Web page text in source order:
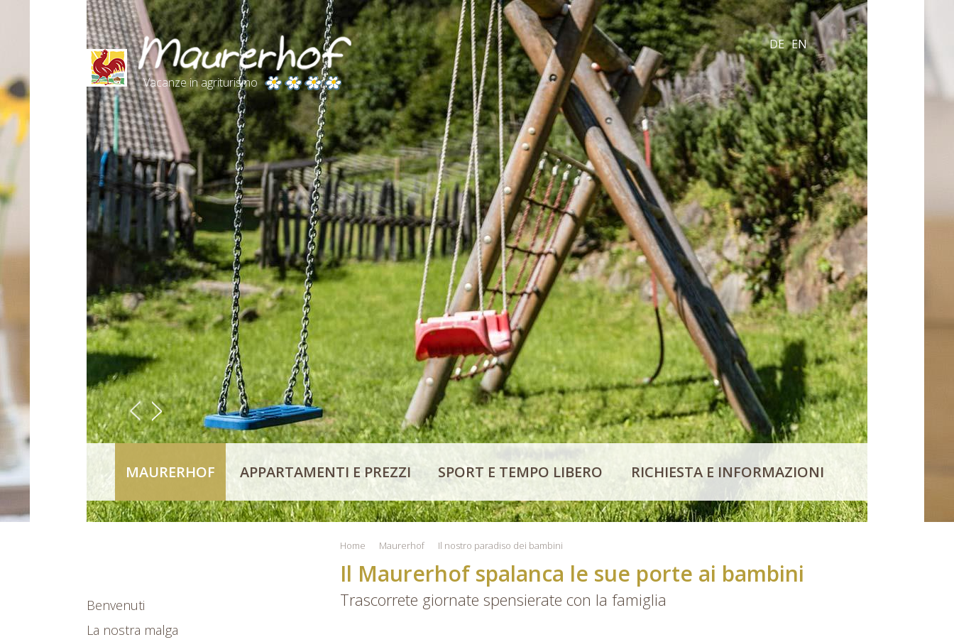
DE EN
<>
Vacanze in agriturismo
MAURERHOF APPARTAMENTI E PREZZI SPORT E TEMPO LIBERO RICHIESTA E INFORMAZIONI
Benvenuti
La nostra malga
Home Maurerhof Il nostro paradiso dei bambini
Il Maurerhof spalanca le sue porte ai bambini
Trascorrete giornate spensierate con la famiglia